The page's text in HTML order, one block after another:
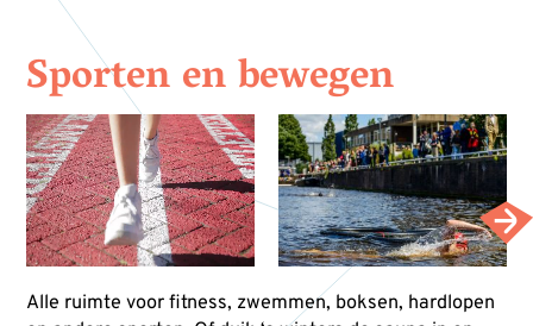
Sporten en bewegen
Alle ruimte voor fitness, zwemmen, boksen, hardlopen